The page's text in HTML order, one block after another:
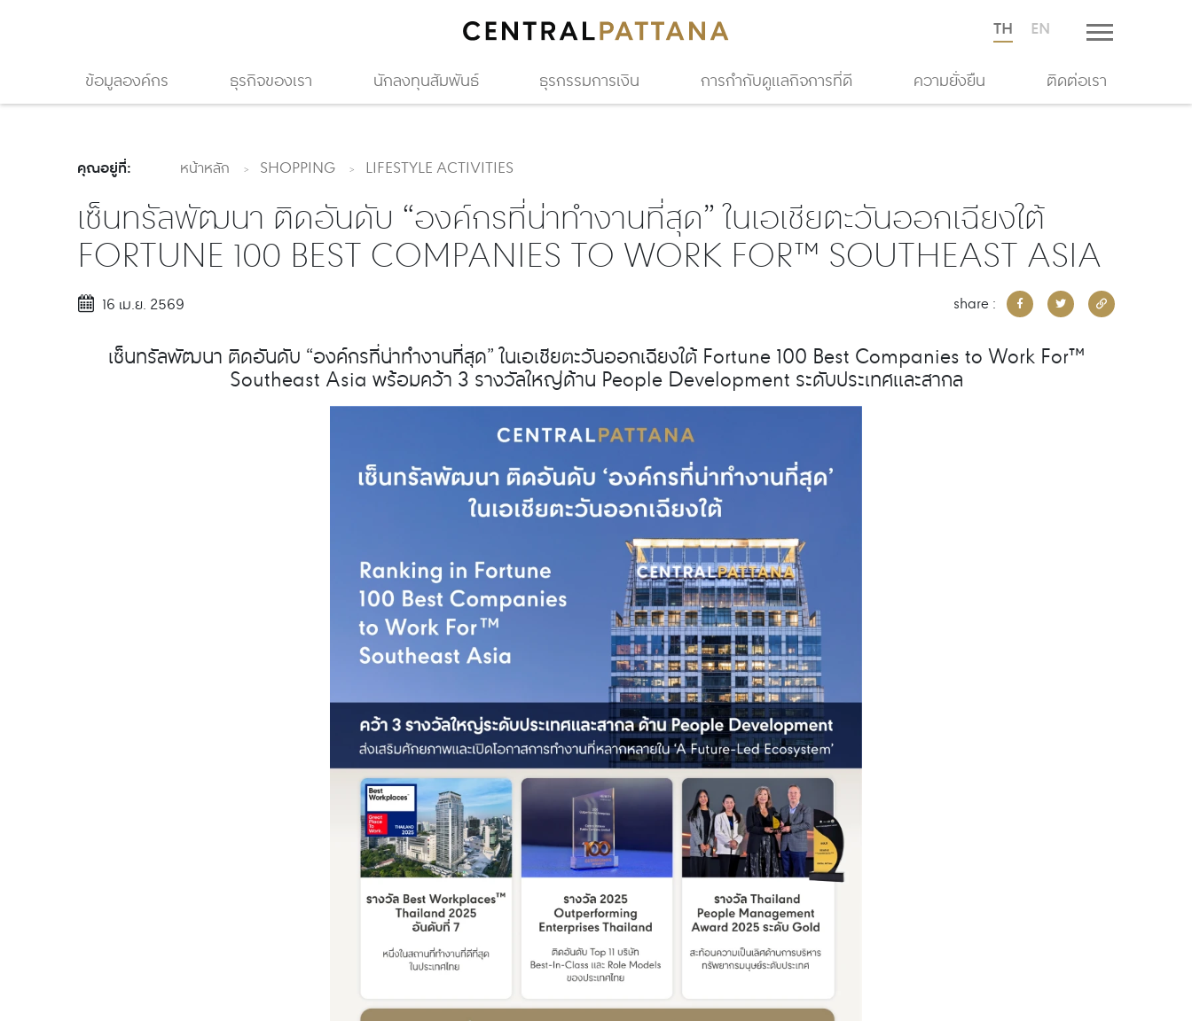
TH EN
ข้อมูลองค์กร ธุรกิจของเรา นักลงทุนสัมพันธ์ ธุรกรรมการเงิน การกำกับดูแลกิจการที่ดี ความยั่งยืน ติดต่อเรา
คุณอยู่ที่: หน้าหลัก SHOPPING LIFESTYLE ACTIVITIES
เซ็นทรัลพัฒนา ติดอันดับ “องค์กรที่น่าทำงานที่สุด” ในเอเชียตะวันออกเฉียงใต้
FORTUNE 100 BEST COMPANIES TO WORK FOR™ SOUTHEAST ASIA
16 เม.ย. 2569 share :
เซ็นทรัลพัฒนา ติดอันดับ “องค์กรที่น่าทำงานที่สุด” ในเอเชียตะวันออกเฉียงใต้ Fortune 100 Best Companies to Work For™
Southeast Asia พร้อมคว้า 3 รางวัลใหญ่ด้าน People Development ระดับประเทศและสากล